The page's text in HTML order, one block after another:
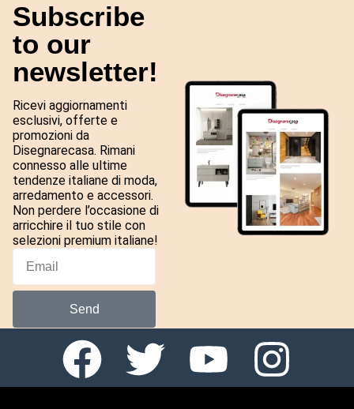
Subscribe
to our
newsletter!
Ricevi aggiornamenti
esclusivi, offerte e
promozioni da
Disegnarecasa. Rimani
connesso alle ultime
tendenze italiane di moda,
arredamento e accessori.
Non perdere l’occasione di
arricchire il tuo stile con
selezioni premium italiane!
Send